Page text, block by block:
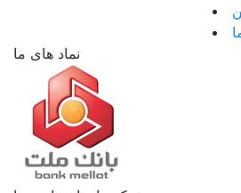
نماد های ما